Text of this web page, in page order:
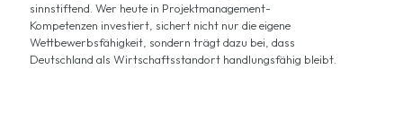
sinnstiftend. Wer heute in Projektmanagement-
Kompetenzen investiert, sichert nicht nur die eigene
Wettbewerbsfähigkeit, sondern trägt dazu bei, dass
Deutschland als Wirtschaftsstandort handlungsfähig bleibt.